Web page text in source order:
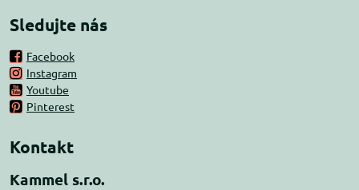
Sledujte nás
Facebook
Instagram
Youtube
Pinterest
Kontakt
Kammel s.r.o.